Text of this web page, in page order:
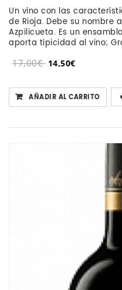
Un vino con las
de Rioja. Debe su nombre
Azpilicueta. Es un
aporta tipicidad al vino;
17,00€ 14,50€
AÑADIR AL CARRITO